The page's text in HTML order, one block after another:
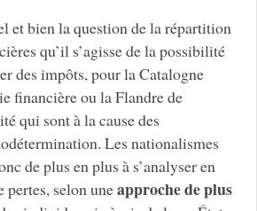
et bien la question de la répartition
qu’il s’agisse de la possibilité
des impôts, pour la Catalogne
financière ou la Flandre de
qui sont à la cause des
Les nationalismes
de plus en plus à s’analyser en
pertes, selon uneapproche de plus